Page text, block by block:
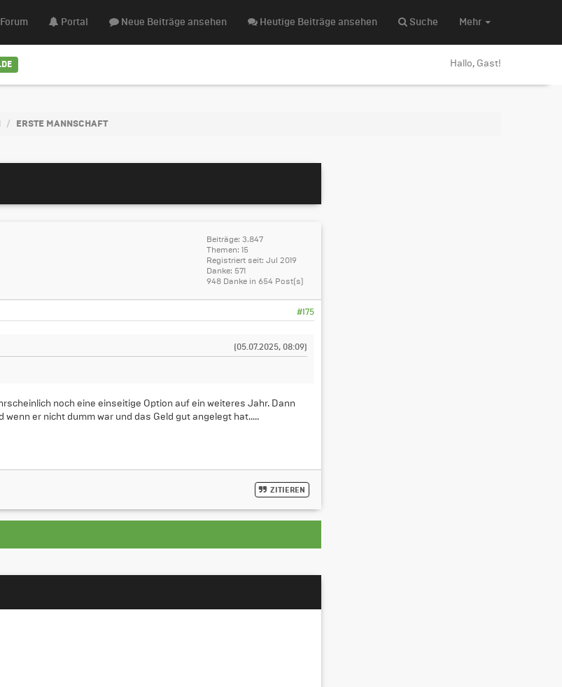
Forum Portal Neue Beiträge ansehen Heutige Beiträge ansehen Suche Mehr
Hallo, Gast!
ERSTE MANNSCHAFT
Beiträge: 3.847
Themen: 15
Registriert seit: Jul 2019
Danke: 571
948 Danke in 654 Post(s)
#175
(05.07.2025, 08:09)
noch eine einseitige Option auf ein weiteres Jahr. Dann
er nicht dumm war und das Geld gut angelegt hat.....
ZITIEREN